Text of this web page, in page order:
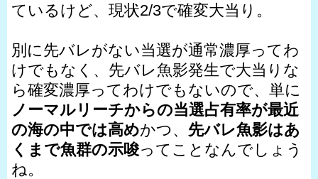
ているけど、現状2/3で確変大当り。
別に先バレがない当選が通常濃厚ってわ
けでもなく、先バレ魚影発生で大当りな
ら確変濃厚ってわけでもないので、単に
ノーマルリーチからの当選占有率が最近
の海の中では高めかつ、 先バレ魚影はあ
くまで魚群の示唆ってことなんでしょう
ね。